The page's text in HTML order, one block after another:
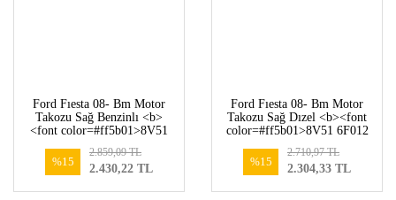
Ford Fıesta 08- Bm Motor
Takozu Sağ Benzinlı <b>
<font color=#ff5b01>8V51
1778550/1776911</font></b>
%15
2.430,22 TL
2.859,09 TL
Ford Fıesta 08- Bm Motor
Takozu Sağ Dızel <b><font
color=#ff5b01>8V51 6F012
</b>
%15
2.304,33 TL
2.710,97 TL